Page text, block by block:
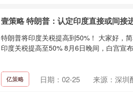
壹策略 特朗普：认定印度直接或间接
特朗普将印度关税提高到50%！ 大家好，
印度关税提高至50% 8月6日晚间，白宫宣
亿策略 日期：02-25 来源：深圳